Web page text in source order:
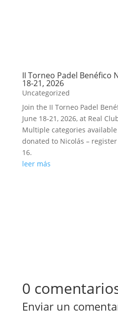
II Torneo Padel Benéfico
18-21, 2026
Uncategorized
Join the II Torneo Padel
June 18-21, 2026, at Real
Multiple categories
donated to Nicolás –
16.
leer más
0
Enviar un